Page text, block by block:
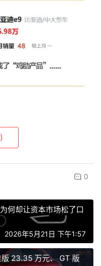
0
何却让资本市场松了口
2026年5月21日 下午1:57
23.35 万元、 GT 版